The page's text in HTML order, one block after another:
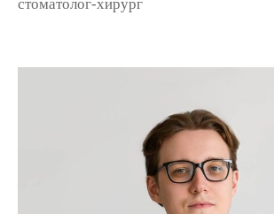
стоматолог-хирург